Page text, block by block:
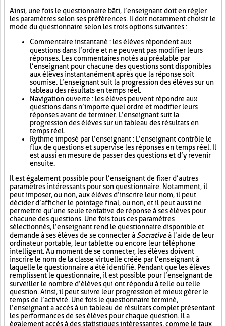
Ainsi, une fois le questionnaire bâti, l’enseignant doit en régler
les paramètres selon ses préférences. Il doit notamment choisir le
mode du questionnaire selon les trois options suivantes :
Commentaire instantané : les élèves répondent aux
questions dans l’ordre et ne peuvent pas modifier leurs
réponses. Les commentaires notés au préalable par
l’enseignant pour chacune des questions sont disponibles
aux élèves instantanément après que la réponse soit
soumise. L’enseignant suit la progression des élèves sur un
tableau des résultats en temps réel.
Navigation ouverte : les élèves peuvent répondre aux
questions dans n’importe quel ordre et modifier leurs
réponses avant de terminer. L’enseignant suit la
progression des élèves sur un tableau des résultats en
temps réel.
Rythme imposé par l’enseignant : L’enseignant contrôle le
flux de questions et supervise les réponses en temps réel. Il
est aussi en mesure de passer des questions et d’y revenir
ensuite.
Il est également possible pour l’enseignant de fixer d’autres
paramètres intéressants pour son questionnaire. Notamment, il
peut imposer, ou non, aux élèves d’inscrire leur nom, il peut
décider d’afficher le pointage final, ou non, et il peut aussi ne
permettre qu’une seule tentative de réponse à ses élèves pour
chacune des questions. Une fois tous ces paramètres
sélectionnés, l’enseignant rend le questionnaire disponible et
demande à ses élèves de se connecter à Socrativeà l’aide de leur
ordinateur portable, leur tablette ou encore leur téléphone
intelligent. Au moment de se connecter, les élèves doivent
inscrire le nom de la classe virtuelle créée par l’enseignant à
laquelle le questionnaire a été identifié. Pendant que les élèves
remplissent le questionnaire, il est possible pour l’enseignant de
surveiller le nombre d’élèves qui ont répondu à telle ou telle
question. Ainsi, il peut suivre leur progression et mieux gérer le
temps de l’activité. Une fois le questionnaire terminé,
l’enseignant a accès à un tableau de résultats complet présentant
les performances de ses élèves pour chaque question. Il a
également accès à des statistiques intéressantes, comme le taux